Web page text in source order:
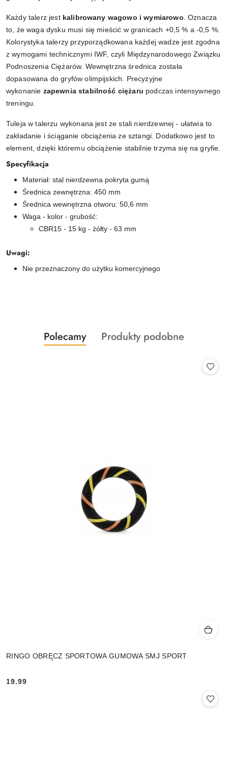
Każdy talerz jest kalibrowany wagowo i wymiarowo . Oznacza
to, że waga dysku musi się mieścić w granicach +0,5 % a -0,5 %.
Kolorystyka talerzy przyporządkowana każdej wadze jest zgodna
z wymogami technicznymi IWF, czyli Międzynarodowego Związku
Podnoszenia Ciężarów. Wewnętrzna średnica została
dopasowana do gryfów olimpijskich. Precyzyjne
wykonanie zapewnia stabilność ciężaru podczas intensywnego
treningu.
Tuleja w talerzu wykonana jest ze stali nierdzewnej - ułatwia to
zakładanie i ściąganie obciążenia ze sztangi. Dodatkowo jest to
element, dzięki któremu obciążenie stabilnie trzyma się na gryfie.
Specyfikacja
Materiał: stal nierdzewna pokryta gumą
Średnica zewnętrzna: 450 mm
Średnica wewnętrzna otworu: 50,6 mm
Waga - kolor - grubość:
CBR15 - 15 kg - żółty - 63 mm
Uwagi:
Nie przeznaczony do użytku komercyjnego
Pomiń karuzelę produktów
Produkty
o
Polecamy
Produkty
Produkty podobne
RINGO OBRĘCZ SPORTOWA GUMOWA SMJ SPORT
Cena:
19.99